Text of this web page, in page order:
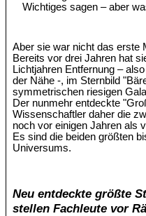
Wichtiges sagen – aber
Aber sie war nicht das erste
Bereits vor drei Jahren hat
Lichtjahren Entfernung –
der Nähe -, im Sternbild
symmetrischen riesigen
Der nunmehr entdeckte
Wissenschaftler daher die
noch vor einigen Jahren als
Es sind die beiden größten
Universums.
Neu entdeckte größte
stellen Fachleute vor